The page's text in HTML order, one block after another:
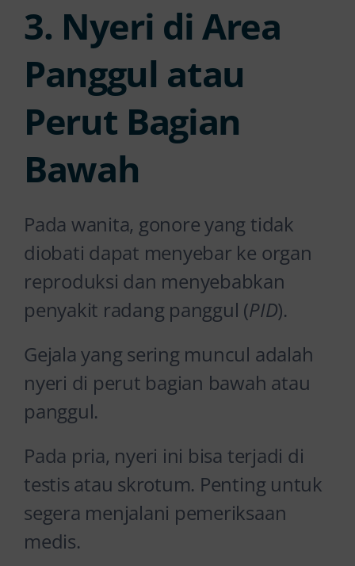
3. Nyeri di Area
Panggul atau
Perut Bagian
Bawah
Pada wanita, gonore yang tidak
diobati dapat menyebar ke organ
reproduksi dan menyebabkan
penyakit radang panggul (PID).
Gejala yang sering muncul adalah
nyeri di perut bagian bawah atau
panggul.
Pada pria, nyeri ini bisa terjadi di
testis atau skrotum. Penting untuk
segera menjalani pemeriksaan
medis.